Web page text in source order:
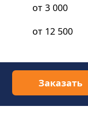
от 3 000
от 12 500
Заказать